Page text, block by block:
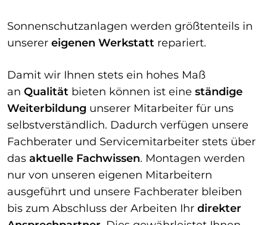
Sonnenschutzanlagen werden größtenteils in
unserer eigenen Werkstatt repariert.
Damit wir Ihnen stets ein hohes Maß
an Qualität bieten können ist eine ständige
Weiterbildung unserer Mitarbeiter für uns
selbstverständlich. Dadurch verfügen unsere
Fachberater und Servicemitarbeiter stets über
das aktuelle Fachwissen. Montagen werden
nur von unseren eigenen Mitarbeitern
ausgeführt und unsere Fachberater bleiben
bis zum Abschluss der Arbeiten Ihr direkter